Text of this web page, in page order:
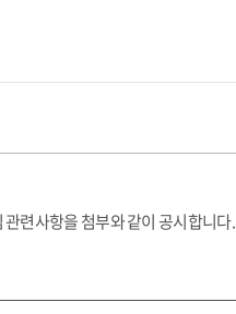
련사항을 첨부와 같이 공시합니다.